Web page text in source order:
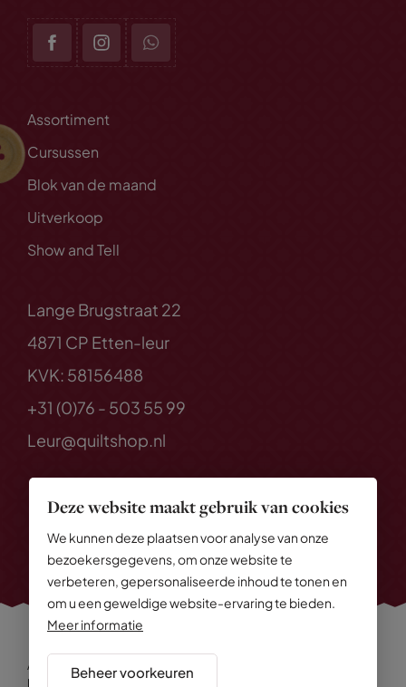
Deze website maakt gebruik van cookies
We kunnen deze plaatsen voor analyse van onze
bezoekersgegevens, om onze website te
verbeteren, gepersonaliseerde inhoud te tonen en
om u een geweldige website-ervaring te bieden.
Meer informatie
Beheer voorkeuren
Assortiment
Cursussen
Blok van de maand
Uitverkoop
Show and Tell
Lange Brugstraat 22
4871 CP Etten-leur
KVK: 58156488
+31 (0)76 - 503 55 99
Leur@quiltshop.nl
Alle rechten voorbehouden
Privacy Policy
Algemene voorwaarden